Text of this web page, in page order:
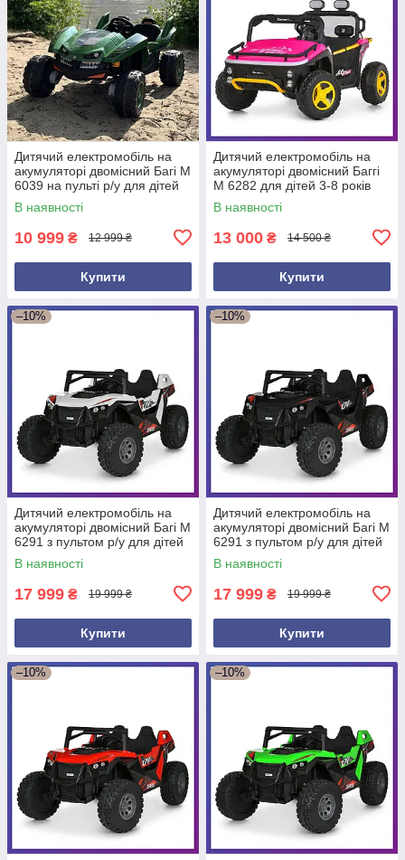
Дитячий електромобіль на
акумуляторі двомісний Багі M
6039 на пульті р/у для дітей
від 3 до 8 років Зелений
В наявності
10 999 ₴ 12 999 ₴
Купити
Дитячий електромобіль на
акумуляторі двомісний Баггі
M 6282 для дітей 3-8 років
Рожевий
В наявності
13 000 ₴ 14 500 ₴
Купити
–10%
Дитячий електромобіль на
акумуляторі двомісний Багі M
6291 з пультом р/у для дітей
3-8 років Білий
В наявності
17 999 ₴ 19 999 ₴
Купити
–10%
Дитячий електромобіль на
акумуляторі двомісний Багі M
6291 з пультом р/у для дітей
3-8 років Чорний
В наявності
17 999 ₴ 19 999 ₴
Купити
–10% –10%